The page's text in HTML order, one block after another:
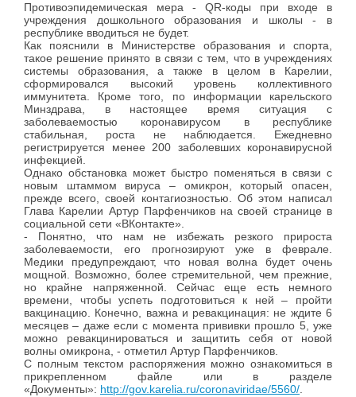
Противоэпидемическая мера - QR-коды при входе в
учреждения дошкольного образования и школы - в
республике вводиться не будет.
Как пояснили в Министерстве образования и спорта,
такое решение принято в связи с тем, что в учреждениях
системы образования, а также в целом в Карелии,
сформировался высокий уровень коллективного
иммунитета. Кроме того, по информации карельского
Минздрава, в настоящее время ситуация с
заболеваемостью коронавирусом в республике
стабильная, роста не наблюдается. Ежедневно
регистрируется менее 200 заболевших коронавирусной
инфекцией.
Однако обстановка может быстро поменяться в связи с
новым штаммом вируса – омикрон, который опасен,
прежде всего, своей контагиозностью. Об этом написал
Глава Карелии Артур Парфенчиков на своей странице в
социальной сети «ВКонтакте».
- Понятно, что нам не избежать резкого прироста
заболеваемости, его прогнозируют уже в феврале.
Медики предупреждают, что новая волна будет очень
мощной. Возможно, более стремительной, чем прежние,
но крайне напряженной. Сейчас еще есть немного
времени, чтобы успеть подготовиться к ней – пройти
вакцинацию. Конечно, важна и ревакцинация: не ждите 6
месяцев – даже если с момента прививки прошло 5, уже
можно ревакцинироваться и защитить себя от новой
волны омикрона, - отметил Артур Парфенчиков.
С полным текстом распоряжения можно ознакомиться в
прикрепленном файле или в разделе
«Документы»: http://gov.karelia.ru/coronaviridae/5560/.